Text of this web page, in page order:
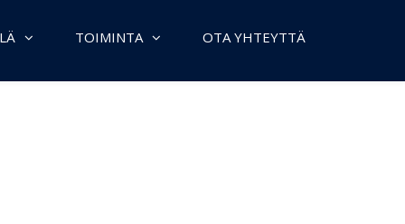
TOIMINTA OTA YHTEYTTÄ